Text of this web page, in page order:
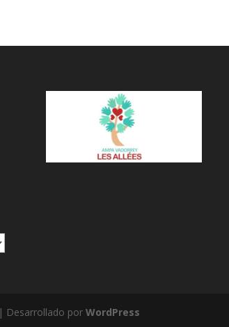
| Desarrollado porWordPress